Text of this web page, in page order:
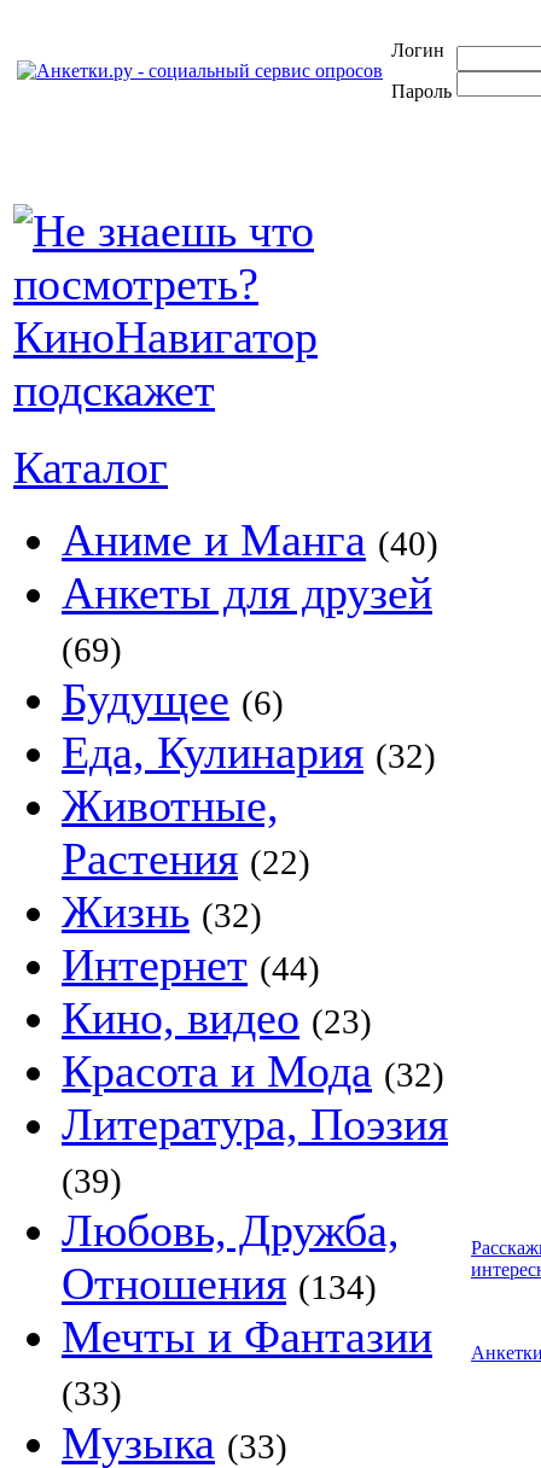
Логин
Пароль
Каталог
Аниме и Манга (40)
Анкеты для друзей
(69)
Будущее (6)
Еда, Кулинария (32)
Животные,
Растения (22)
Жизнь (32)
Интернет (44)
Кино, видео (23)
Красота и Мода (32)
Литература, Поэзия
(39)
Любовь, Дружба,
Отношения (134)
Мечты и Фантазии
(33)
Музыка (33)